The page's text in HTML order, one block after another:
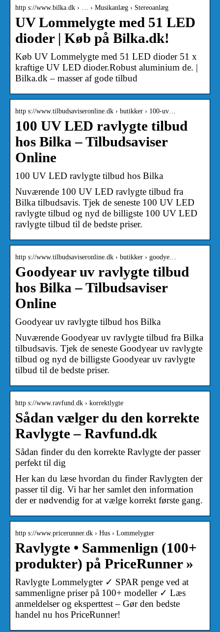
http s://www.bilka.dk › … › Musikanlæg › Stereoanlæg
UV Lommelygte med 51 LED
dioder | Køb på Bilka.dk!
Køb UV Lommelygte med 51 LED dioder 51 x
kraftige UV LED dioder.Robust aluminium de. |
Bilka.dk – masser af gode tilbud
http s://www.tilbudsaviseronline.dk › butikker › 100-uv…
100 UV LED ravlygte tilbud
hos Bilka – Tilbudsaviser
Online
100 UV LED ravlygte tilbud hos Bilka
Nuværende 100 UV LED ravlygte tilbud fra
Bilka tilbudsavis. Tjek de seneste 100 UV LED
ravlygte tilbud og nyd de billigste 100 UV LED
ravlygte tilbud til de bedste priser.
http s://www.tilbudsaviseronline.dk › butikker › goodye…
Goodyear uv ravlygte tilbud
hos Bilka – Tilbudsaviser
Online
Goodyear uv ravlygte tilbud hos Bilka
Nuværende Goodyear uv ravlygte tilbud fra Bilka
tilbudsavis. Tjek de seneste Goodyear uv ravlygte
tilbud og nyd de billigste Goodyear uv ravlygte
tilbud til de bedste priser.
http s://www.ravfund.dk › korrektlygte
Sådan vælger du den korrekte
Ravlygte – Ravfund.dk
Sådan finder du den korrekte Ravlygte der passer
perfekt til dig
Her kan du læse hvordan du finder Ravlygten der
passer til dig. Vi har her samlet den information
der er nødvendig for at vælge korrekt første gang.
http s://www.pricerunner.dk › Hus › Lommelygter
Ravlygte • Sammenlign (100+
produkter) på PriceRunner »
Ravlygte Lommelygter ✓ SPAR penge ved at
sammenligne priser på 100+ modeller ✓ Læs
anmeldelser og eksperttest – Gør den bedste
handel nu hos PriceRunner!